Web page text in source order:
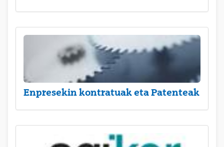
Enpresekin kontratuak eta Patenteak